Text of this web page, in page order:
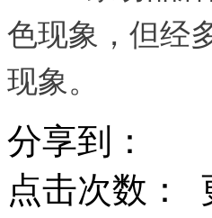
色现象，但经
现象。
分享到：
点击次数：